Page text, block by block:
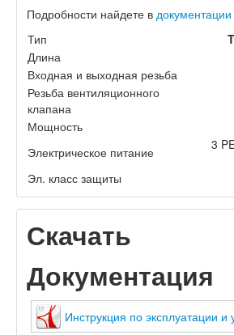
Подробности найдете в документации
Тип
Длина
Входная и выходная резьба
Резьба вентиляционного
клапана
Мощность
Электрическое питание
3
Эл. класс защиты
Скачать
Документация
Инструкция по эксплуатации и